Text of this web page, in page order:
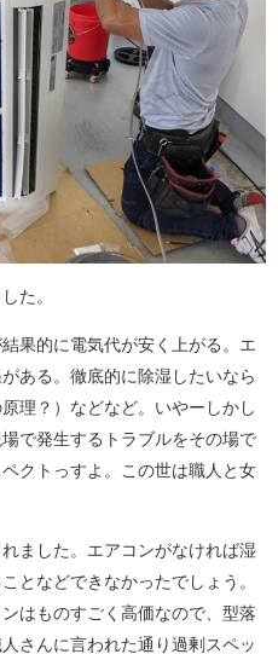
た。
果的に電気代が安く上がる。エ
ある。徹底的に除湿したいなら
理？）などなど。いやーしかし
で発生するトラブルをその場で
クトっすよ。この世は職人と女
ました。エアコンがなければ湿
となどできなかったでしょう。
はものすごく高価なので、型落
さんに言われた通り過剰スペッ